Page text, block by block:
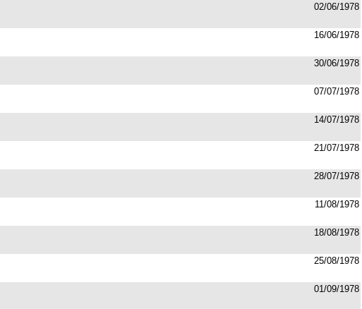
02/06/1978
16/06/1978
30/06/1978
07/07/1978
14/07/1978
21/07/1978
28/07/1978
11/08/1978
18/08/1978
25/08/1978
01/09/1978